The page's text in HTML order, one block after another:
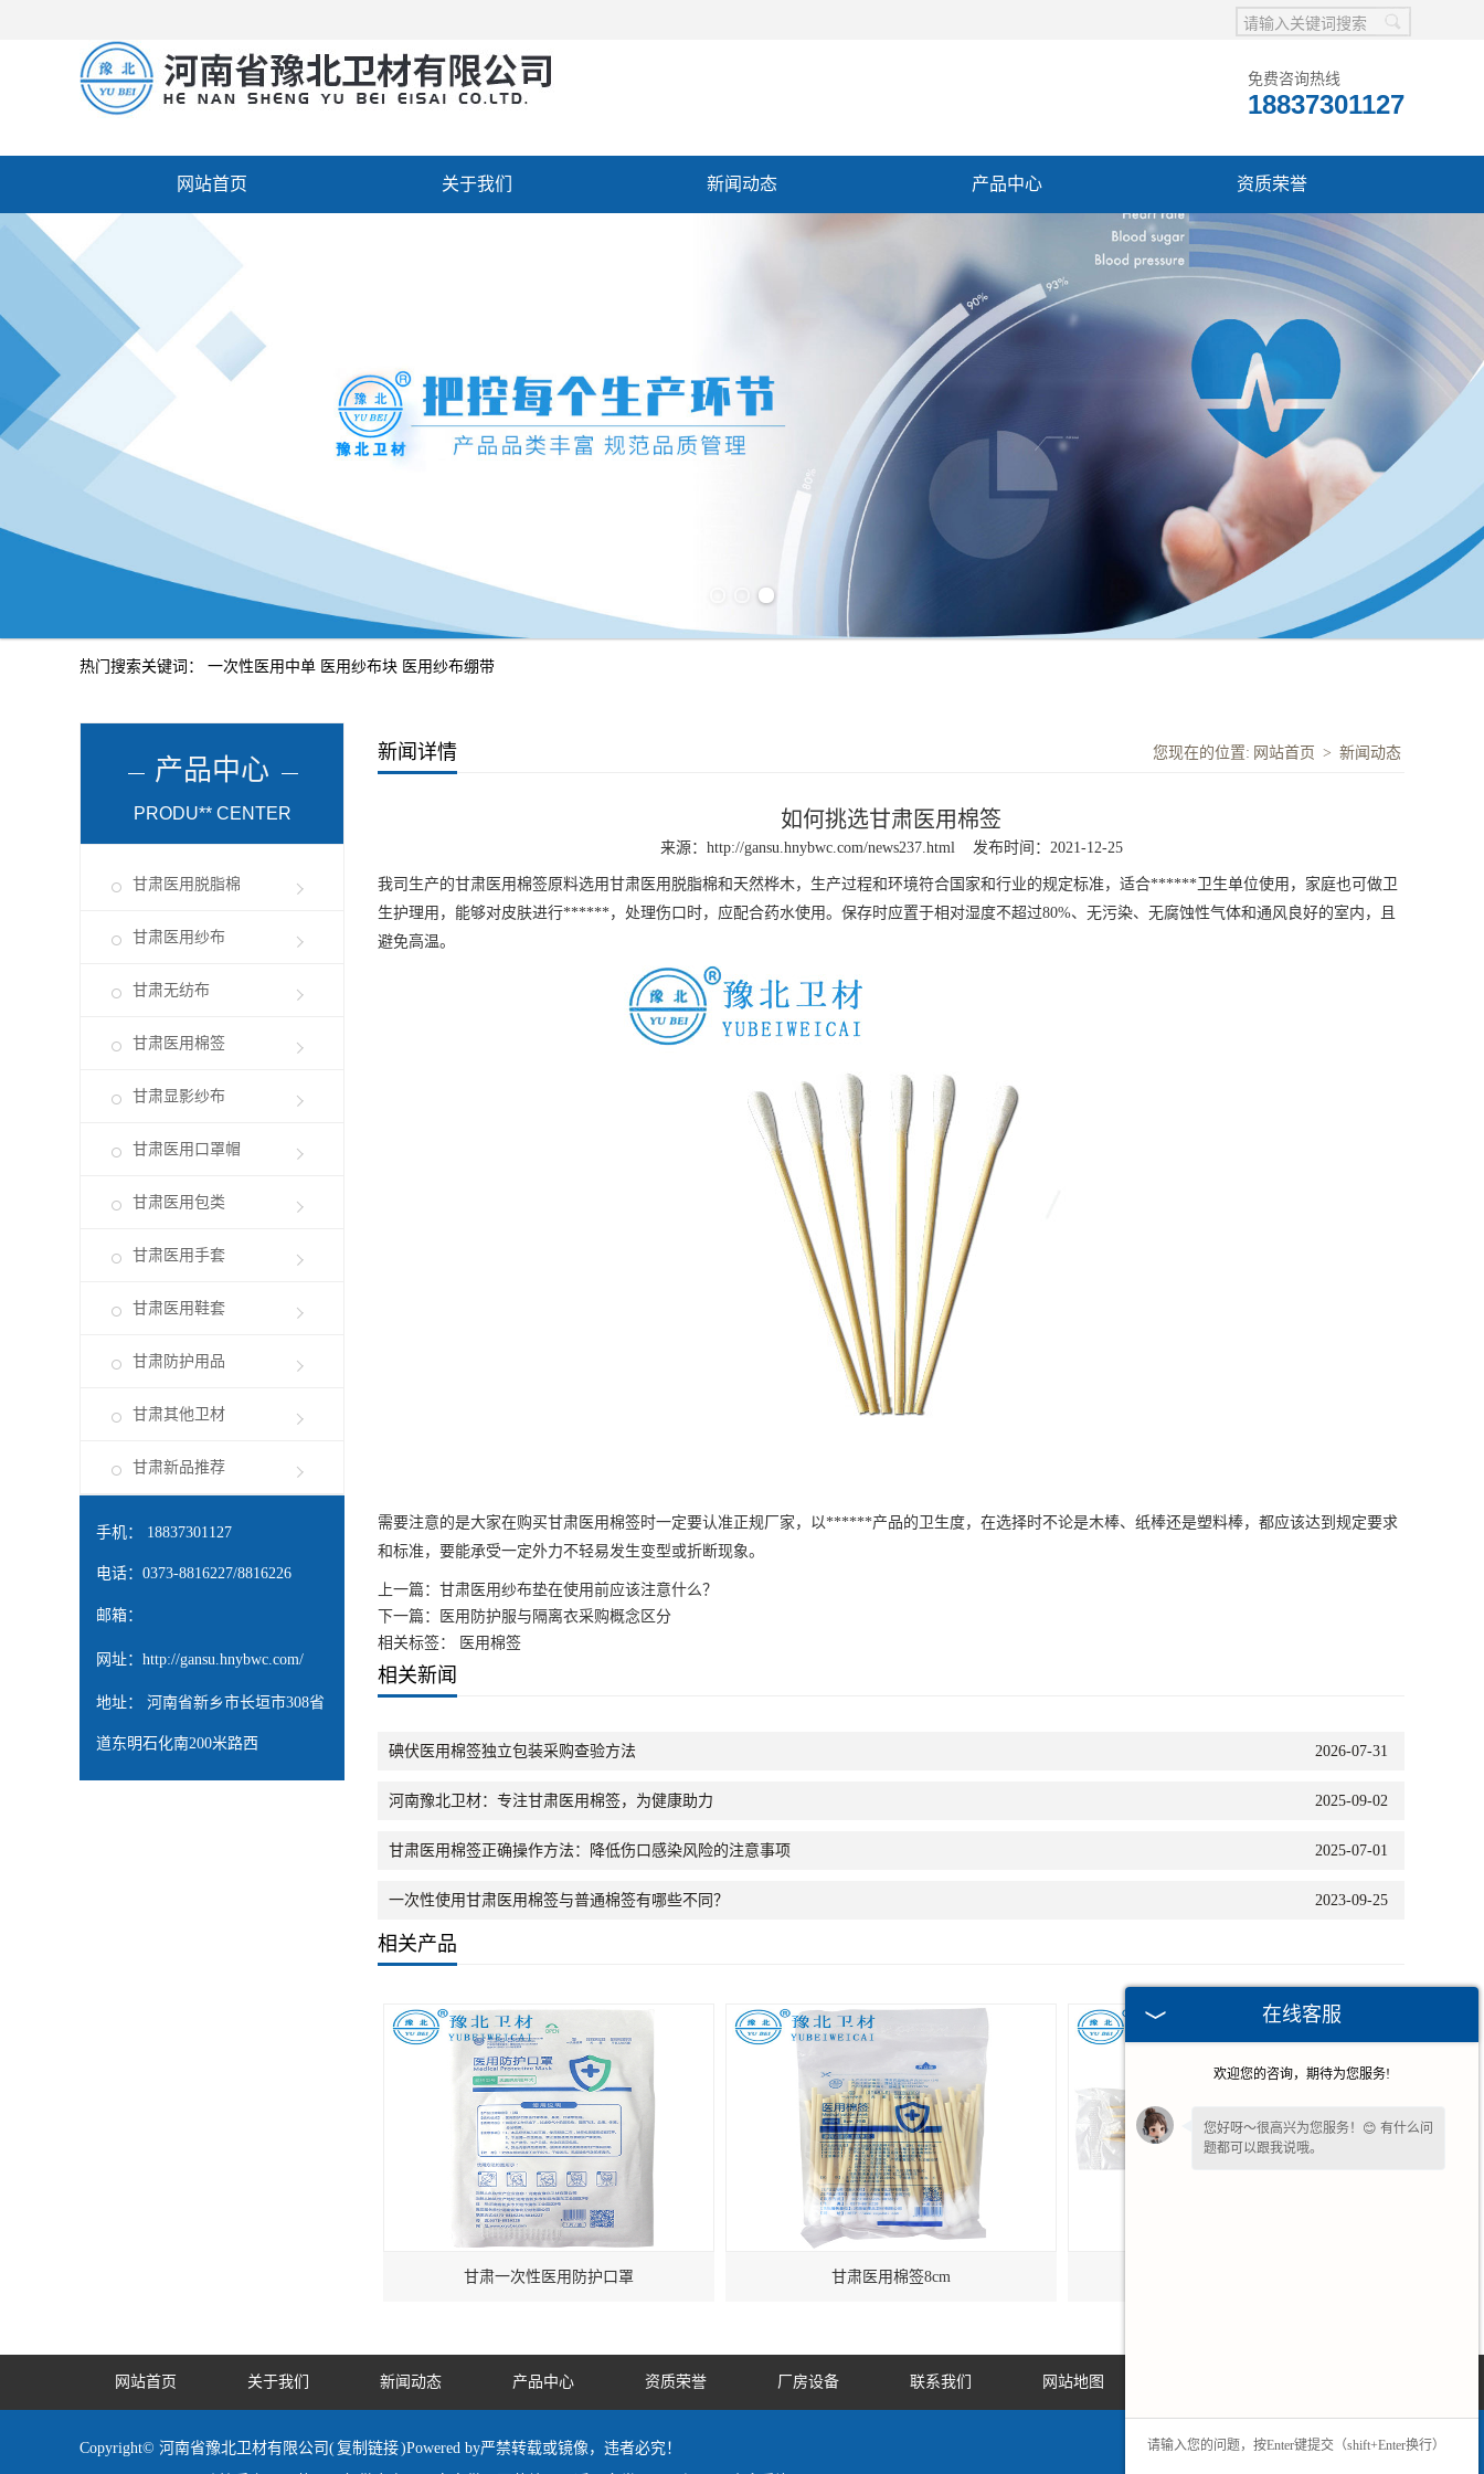
免费咨询热线
18837301127
网站首页 关于我们 新闻动态 产品中心 资质荣誉
厂房设备
热门搜索关键词： 一次性医用中单 医用纱布块 医用纱布绷带
产品中心
PRODU** CENTER
甘肃医用脱脂棉
甘肃医用纱布
甘肃无纺布
甘肃医用棉签
甘肃显影纱布
甘肃医用口罩帽
甘肃医用包类
甘肃医用手套
甘肃医用鞋套
甘肃防护用品
甘肃其他卫材
甘肃新品推荐
手机： 18837301127
电话：0373-8816227/8816226
邮箱：
网址： http://gansu.hnybwc.com/
地址： 河南省新乡市长垣市308省
道东明石化南200米路西
新闻详情 您现在的位置: 网站首页 > 新闻动态
如何挑选甘肃医用棉签
来源： http://gansu.hnybwc.com/news237.html 发布时间：2021-12-25
我司生产的甘肃医用棉签原料选用甘肃医用脱脂棉和天然桦木，生产过程和环境符合国家和行业的规定标准，适合******卫生单位使用，家庭也可做卫
生护理用，能够对皮肤进行******，处理伤口时，应配合药水使用。保存时应置于相对湿度不超过80%、无污染、无腐蚀性气体和通风良好的室内，且
避免高温。
需要注意的是大家在购买甘肃医用棉签时一定要认准正规厂家，以******产品的卫生度，在选择时不论是木棒、纸棒还是塑料棒，都应该达到规定要求
和标准，要能承受一定外力不轻易发生变型或折断现象。
上一篇： 甘肃医用纱布垫在使用前应该注意什么？
下一篇：
医用防护服与隔离衣采购概念区分
相关标签： 医用棉签
相关新闻
2026-07-31
碘伏医用棉签独立包装采购查验方法
2025-09-02
河南豫北卫材：专注甘肃医用棉签，为健康助力
2025-07-01
甘肃医用棉签正确操作方法：降低伤口感染风险的注意事项
2023-09-25
一次性使用甘肃医用棉签与普通棉签有哪些不同？
相关产品
甘肃一次性医用防护口罩 甘肃医用棉签8cm
网站首页 关于我们 新闻动态 产品中心 资质荣誉 厂房设备 联系我们 网站地图
Copyright© 河南省豫北卫材有限公司(复制链接)Powered by严禁转载或镜像，违者必究！
在线客服
欢迎您的咨询，期待为您服务!
您好呀～很高兴为您服务！😊 有什么问
题都可以跟我说哦。